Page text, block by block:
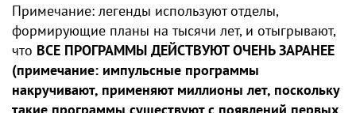
Примечание: легенды используют отделы,
формирующие планы на тысячи лет, и отыгрывают,
что ВСЕ ПРОГРАММЫ ДЕЙСТВУЮТ ОЧЕНЬ ЗАРАНЕЕ
(примечание: импульсные программы
накручивают, применяют миллионы лет, поскольку
такие программы существуют с появлений первых